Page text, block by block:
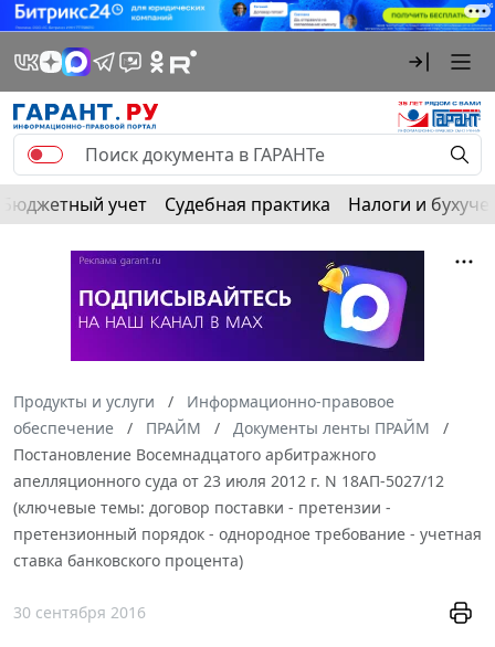
Бюджетный учет Судебная практика Налоги и
Продукты и услуги
Информационно-правовое
обеспечение
ПРАЙМ
Документы ленты ПРАЙМ
Постановление Восемнадцатого арбитражного
апелляционного суда от 23 июля 2012 г. N 18АП-5027/12
(ключевые темы: договор поставки - претензии -
претензионный порядок - однородное требование - учетная
ставка банковского процента)
30 сентября 2016